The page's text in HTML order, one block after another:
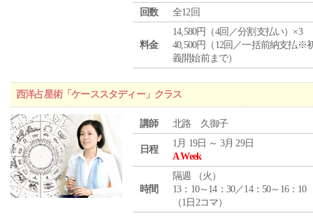
回数
全12回
料金
14,580円（4回／分割支払い）×3
40,500円（12回／一括前納支払※
義開始前まで）
西洋占星術「ケーススタディー」クラス
講師 北路 久御子
日程
1月 19日 ～ 3月 29日
A Week
時間
隔週 （火 ）
13：10～14：30／14：50～16：10
（1日2コマ）